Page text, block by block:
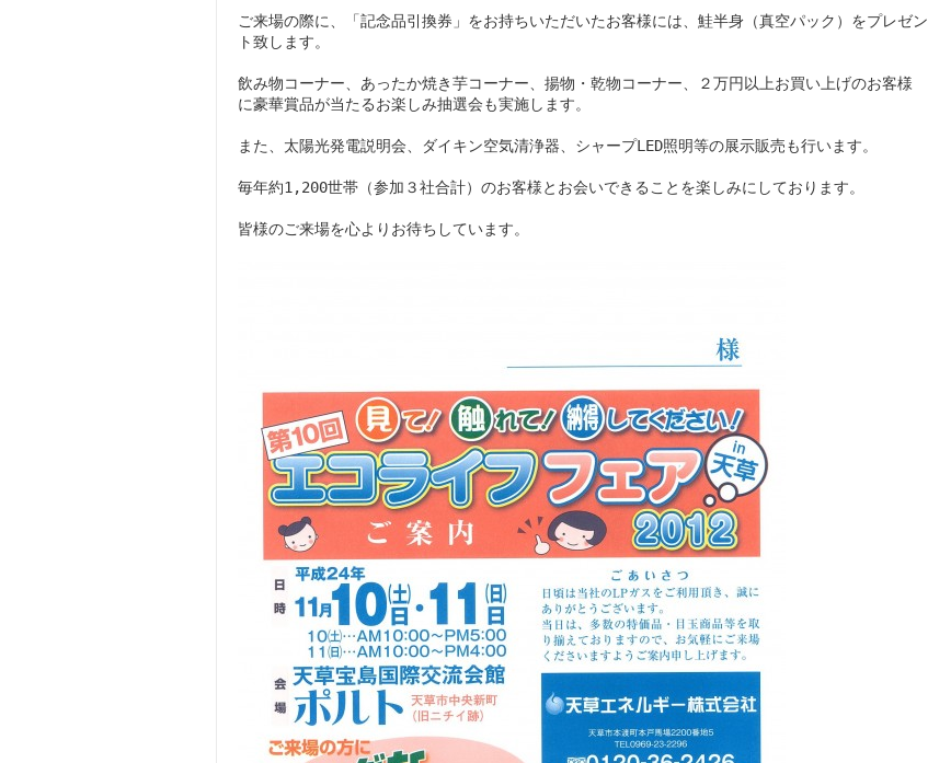
ご来場の際に、「記念品引換券」をお持ちいただいたお客様には、鮭半身（真空パック）をプレゼン
ト致します。
飲み物コーナー、あったか焼き芋コーナー、揚物・乾物コーナー、２万円以上お買い上げのお客様
に豪華賞品が当たるお楽しみ抽選会も実施します。
また、太陽光発電説明会、ダイキン空気清浄器、シャープLED照明等の展示販売も行います。
毎年約1,200世帯（参加３社合計）のお客様とお会いできることを楽しみにしております。
皆様のご来場を心よりお待ちしています。